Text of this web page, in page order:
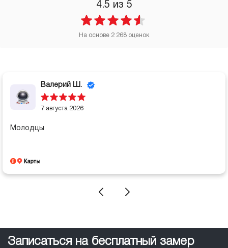
4.5 из 5
На основе 2 268 оценок
Валерий Ш.
7 августа 2026
Молодцы
Записаться на бесплатный замер